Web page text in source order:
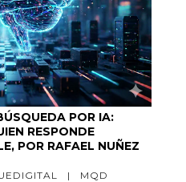
POR IA:
RESPONDE
POR RAFAEL NUÑEZ
   |
MQD